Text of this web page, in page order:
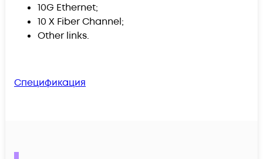
10G Ethernet;
10 X Fiber Channel;
Other links.
Спецификация